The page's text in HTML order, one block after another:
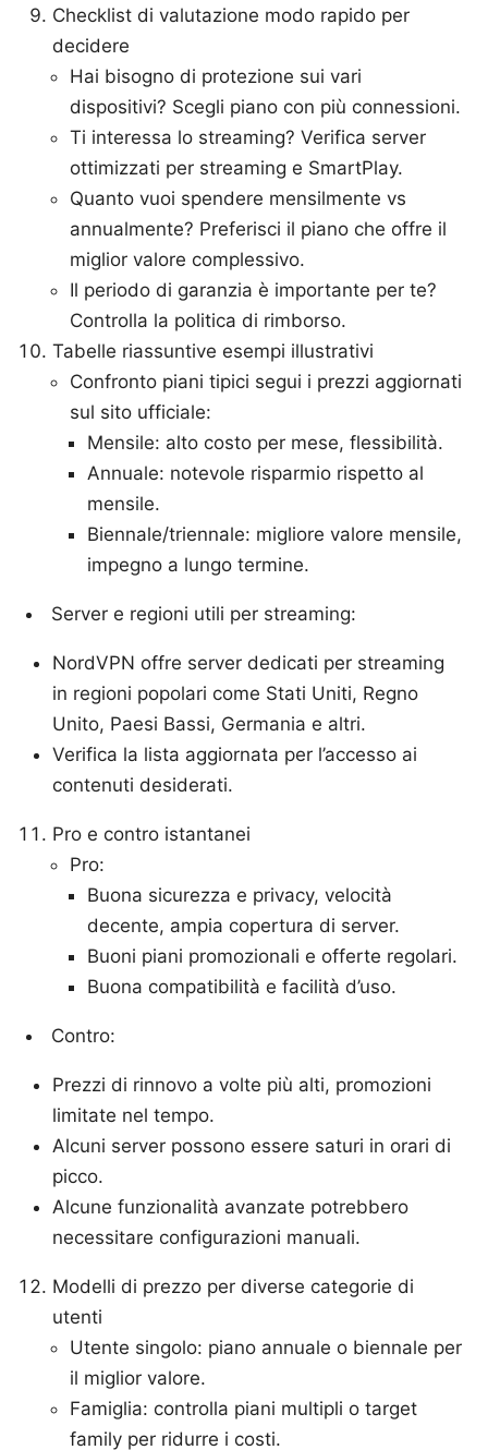
Checklist di valutazione modo rapido per
decidere
Hai bisogno di protezione sui vari
dispositivi? Scegli piano con più connessioni.
Ti interessa lo streaming? Verifica server
ottimizzati per streaming e SmartPlay.
Quanto vuoi spendere mensilmente vs
annualmente? Preferisci il piano che offre il
miglior valore complessivo.
Il periodo di garanzia è importante per te?
Controlla la politica di rimborso.
Tabelle riassuntive esempi illustrativi
Confronto piani tipici segui i prezzi aggiornati
sul sito ufficiale:
Mensile: alto costo per mese, flessibilità.
Annuale: notevole risparmio rispetto al
mensile.
Biennale/triennale: migliore valore mensile,
impegno a lungo termine.
Server e regioni utili per streaming:
NordVPN offre server dedicati per streaming
in regioni popolari come Stati Uniti, Regno
Unito, Paesi Bassi, Germania e altri.
Verifica la lista aggiornata per l’accesso ai
contenuti desiderati.
Pro e contro istantanei
Pro:
Buona sicurezza e privacy, velocità
decente, ampia copertura di server.
Buoni piani promozionali e offerte regolari.
Buona compatibilità e facilità d’uso.
Contro:
Prezzi di rinnovo a volte più alti, promozioni
limitate nel tempo.
Alcuni server possono essere saturi in orari di
picco.
Alcune funzionalità avanzate potrebbero
necessitare configurazioni manuali.
Modelli di prezzo per diverse categorie di
utenti
Utente singolo: piano annuale o biennale per
il miglior valore.
Famiglia: controlla piani multipli o target
family per ridurre i costi.